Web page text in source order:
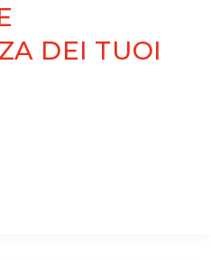
DEI TUOI